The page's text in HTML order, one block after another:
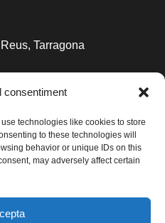
consentiment
technologies like cookies to store
to these technologies will
behavior or unique IDs on this
may adversely affect certain
Tarragona
- NextGenerationEU